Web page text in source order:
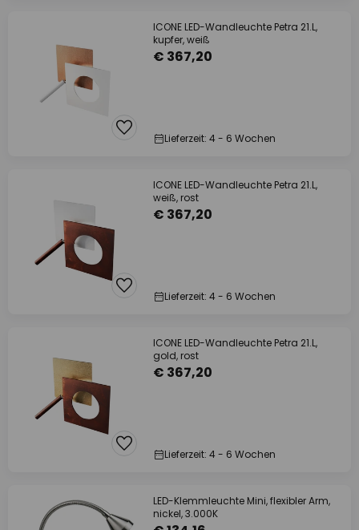
ICONE LED-Wandleuchte Petra 21.L,
kupfer, weiß
€ 367,20
Lieferzeit: 4 - 6 Wochen
ICONE LED-Wandleuchte Petra 21.L,
weiß, rost
€ 367,20
Lieferzeit: 4 - 6 Wochen
ICONE LED-Wandleuchte Petra 21.L,
gold, rost
€ 367,20
Lieferzeit: 4 - 6 Wochen
LED-Klemmleuchte Mini, flexibler Arm,
nickel, 3.000K